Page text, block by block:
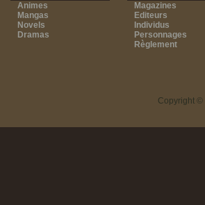
Animes
Mangas
Novels
Dramas
Magazines
Editeurs
Individus
Personnages
Règlement
Copyright ©